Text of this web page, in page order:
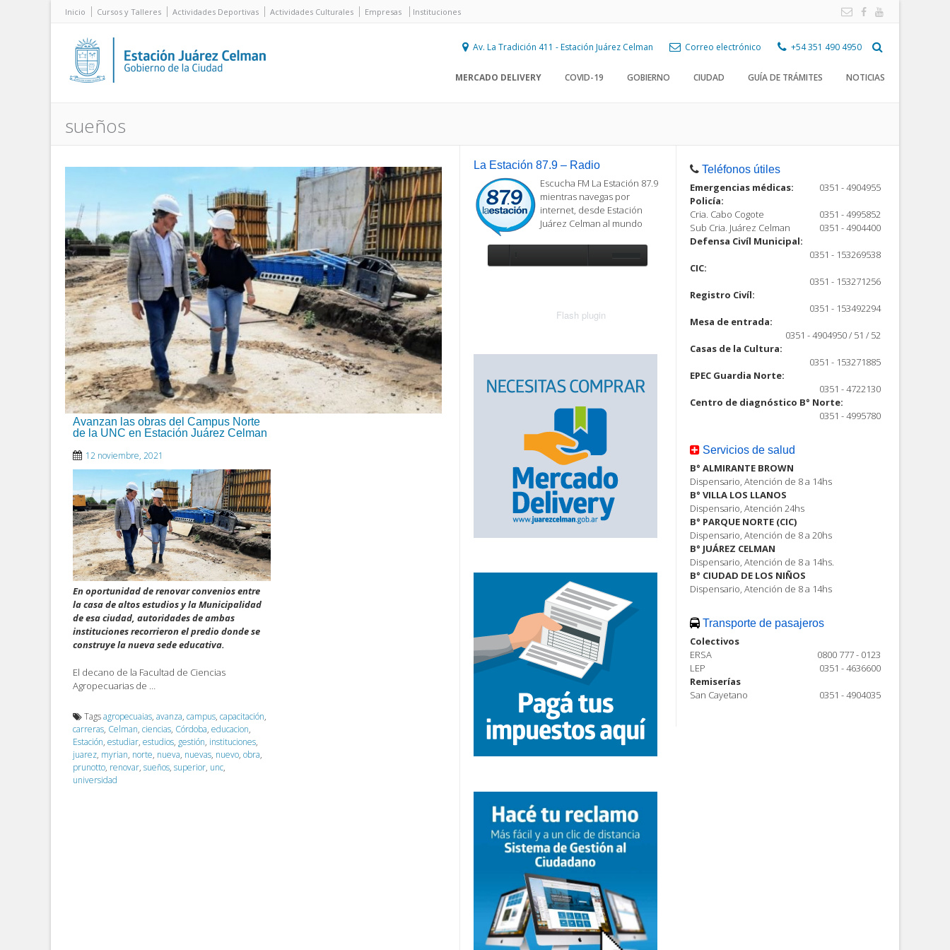
Inicio Cursos y Talleres Actividades Deportivas Actividades Culturales Empresas Instituciones
Av. La Tradición 411 - Estación Juárez Celman Correo electrónico +54 351 490 4950
MERCADO DELIVERY COVID-19 GOBIERNO CIUDAD GUÍA DE TRÁMITES NOTICIAS
sueños
Avanzan las obras del Campus Norte
de la UNC en Estación Juárez Celman
12 noviembre, 2021
En oportunidad de renovar convenios entre
la casa de altos estudios y la Municipalidad
de esa ciudad, autoridades de ambas
instituciones recorrieron el predio donde se
construye la nueva sede educativa.
El decano de la Facultad de Ciencias
Agropecuarias de …
Tagsagropecuaias, avanza, campus, capacitación,
carreras, Celman, ciencias, Córdoba, educacion,
Estación, estudiar, estudios, gestión, instituciones,
juarez, myrian, norte, nueva, nuevas, nuevo, obra,
prunotto, renovar, sueños, superior, unc,
universidad
La Estación 87.9 – Radio
Escucha FM La Estación 87.9
mientras navegas por
internet, desde Estación
Juárez Celman al mundo
Flash plugin
Teléfonos útiles
Emergencias médicas:
0351 - 4904955
Policía:
Cria. Cabo Cogote
0351 - 4995852
Sub Cria. Juárez Celman
0351 - 4904400
Defensa Civíl Municipal:
0351 - 153269538
CIC:
0351 - 153271256
Registro Civíl:
0351 - 153492294
Mesa de entrada:
0351 - 4904950 / 51 / 52
Casas de la Cultura:
0351 - 153271885
EPEC Guardia Norte:
0351 - 4722130
Centro de diagnóstico B° Norte:
0351 - 4995780
Servicios de salud
B° ALMIRANTE BROWN
Dispensario, Atención de 8 a 14hs
B° VILLA LOS LLANOS
Dispensario, Atención 24hs
B° PARQUE NORTE (CIC)
Dispensario, Atención de 8 a 20hs
B° JUÁREZ CELMAN
Dispensario, Atención de 8 a 14hs.
B° CIUDAD DE LOS NIÑOS
Dispensario, Atención de 8 a 14hs
Transporte de pasajeros
Colectivos
ERSA
0800 777 - 0123
LEP
0351 - 4636600
Remiserías
San Cayetano
0351 - 4904035